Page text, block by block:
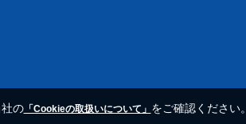
の「Cookieの取扱いについて」 をご確認ください。